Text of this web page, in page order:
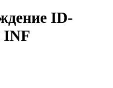
ID-
INF